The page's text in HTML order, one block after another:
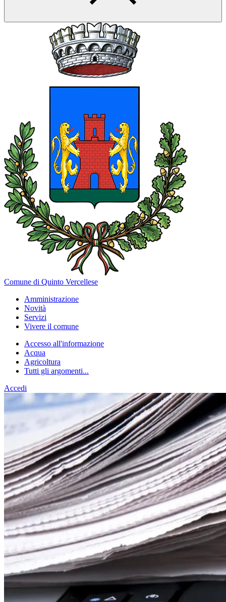
Comune di Quinto Vercellese
Amministrazione
Novità
Servizi
Vivere il comune
Accesso all'informazione
Acqua
Agricoltura
Tutti gli argomenti...
Accedi